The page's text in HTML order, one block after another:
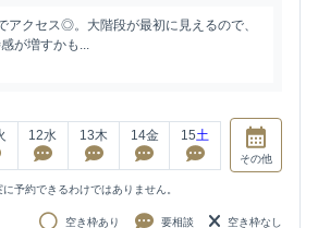
アクセス◎。大階段が最初に見えるので、
が増すかも...
12水 13木 14金 15土
その他
予約できるわけではありません。
空き枠あり 要相談 空き枠なし